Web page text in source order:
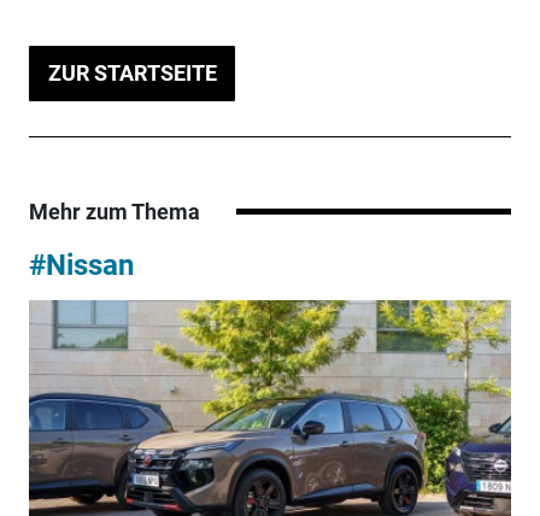
ZUR STARTSEITE
Mehr zum Thema
#Nissan